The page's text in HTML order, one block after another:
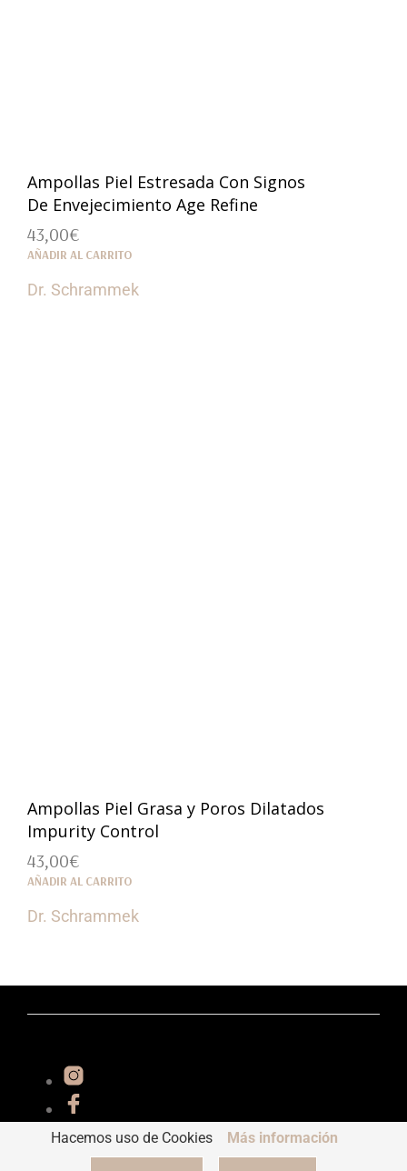
Ampollas Piel Estresada Con Signos
De Envejecimiento Age Refine
43,00€
AÑADIR AL CARRITO
Dr. Schrammek
Ampollas Piel Grasa y Poros Dilatados
Impurity Control
43,00€
AÑADIR AL CARRITO
Dr. Schrammek
Essential 2022
Hacemos uso de Cookies Más información